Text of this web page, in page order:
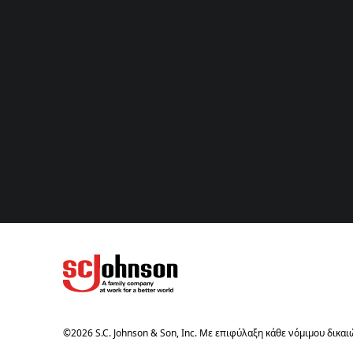
(Opens in a new tab)
©2026S.C. Johnson & Son, Inc. Με επιφύλαξη κάθε νόμιμου